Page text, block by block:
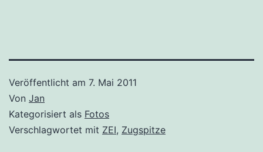
Veröffentlicht am 7. Mai 2011
Von Jan
Kategorisiert als Fotos
Verschlagwortet mit ZEI, Zugspitze